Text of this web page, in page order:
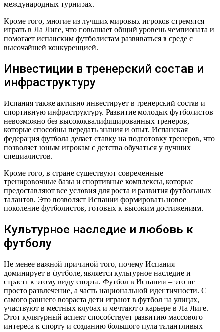
международных турнирах.
Кроме того, многие из лучших мировых игроков стремятся
играть в Ла Лиге, что повышает общий уровень чемпионата и
помогает испанским футболистам развиваться в среде с
высочайшей конкуренцией.
Инвестиции в тренерский состав и
инфраструктуру
Испания также активно инвестирует в тренерский состав и
спортивную инфраструктуру. Развитие молодых футболистов
невозможно без высококвалифицированных тренеров,
которые способны передать знания и опыт. Испанская
федерация футбола делает ставку на подготовку тренеров, что
позволяет юным игрокам с детства обучаться у лучших
специалистов.
Кроме того, в стране существуют современные
тренировочные базы и спортивные комплексы, которые
предоставляют все условия для роста и развития футбольных
талантов. Это позволяет Испании формировать новое
поколение футболистов, готовых к высоким достижениям.
Культурное наследие и любовь к
футболу
Не менее важной причиной того, почему Испания
доминирует в футболе, является культурное наследие и
страсть к этому виду спорта. Футбол в Испании – это не
просто развлечение, а часть национальной идентичности. С
самого раннего возраста дети играют в футбол на улицах,
участвуют в местных клубах и мечтают о карьере в Ла Лиге.
Этот культурный аспект способствует развитию массового
интереса к спорту и созданию большого пула талантливых